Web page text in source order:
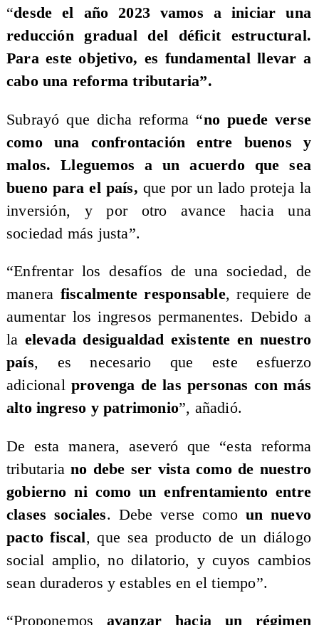
“desde el año 2023 vamos a iniciar una
reducción gradual del déficit estructural.
Para este objetivo, es fundamental llevar a
cabo una reforma tributaria”.
Subrayó que dicha reforma “no puede verse
como una confrontación entre buenos y
malos. Lleguemos a un acuerdo que sea
bueno para el país, que por un lado proteja la
inversión, y por otro avance hacia una
sociedad más justa”.
“Enfrentar los desafíos de una sociedad, de
manera fiscalmente responsable, requiere de
aumentar los ingresos permanentes. Debido a
la elevada desigualdad existente en nuestro
país, es necesario que este esfuerzo
adicional provenga de las personas con más
alto ingreso y patrimonio”, añadió.
De esta manera, aseveró que “esta reforma
tributariano debe ser vista como de nuestro
gobierno ni como un enfrentamiento entre
clases sociales. Debe verse como un nuevo
pacto fiscal, que sea producto de un diálogo
social amplio, no dilatorio, y cuyos cambios
sean duraderos y estables en el tiempo”.
“Proponemos avanzar hacia un régimen